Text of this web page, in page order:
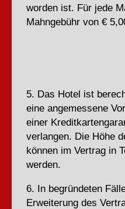
worden ist. Für jede
Mahngebühr von €
5. Das Hotel ist
eine angemessene
einer
verlangen. Die Höhe
können im Vertrag in
werden.
6. In begründeten
Erweiterung des